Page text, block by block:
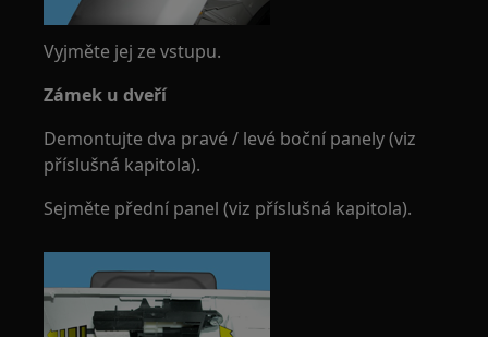
Vyjměte jej ze vstupu.
Zámek u dveří
Demontujte dva pravé / levé boční panely (viz
příslušná kapitola).
Sejměte přední panel (viz příslušná kapitola).